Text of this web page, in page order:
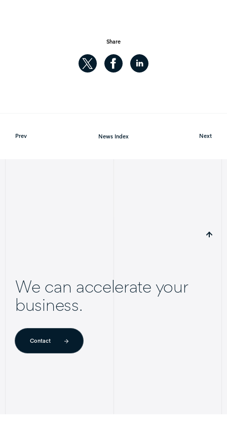
Prev Next
News Index
Share
We can accelerate your
business.
Contact